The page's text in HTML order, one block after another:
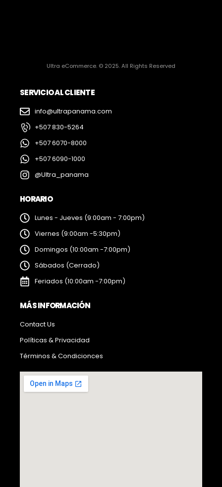
Ultra eCommerce. © 2025. All Rights Reserved
SERVICIO AL CLIENTE
info@ultrapanama.com
+507 830-5264
+507 6070-8000
+507 6090-1000
@Ultra_panama
HORARIO
Lunes - Jueves (9:00am - 7:00pm)
Viernes (9:00am -5:30pm)
Domingos (10:00am -7:00pm)
Sábados (Cerrado)
Feriados (10:00am -7:00pm)
MÁS INFORMACIÓN
Contact Us
Políticas & Privacidad
Términos & Condicionces